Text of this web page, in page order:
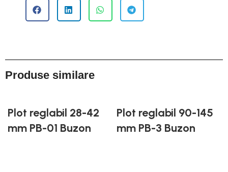
Produse similare
Plot reglabil 28-42
mm PB-01 Buzon
Plot reglabil 90-145
mm PB-3 Buzon